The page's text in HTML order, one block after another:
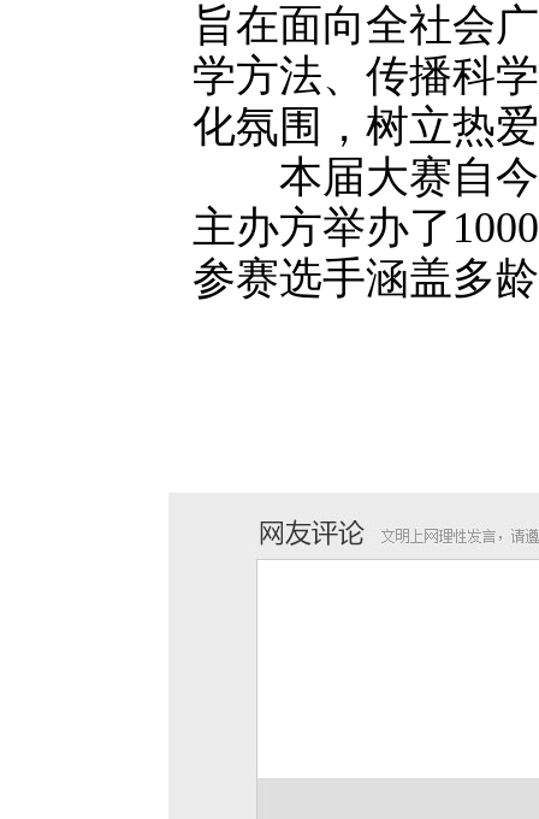
旨在面向全社会
学方法、传播科
化氛围，树立热
本届大赛自今
主办方举办了
参赛选手涵盖多